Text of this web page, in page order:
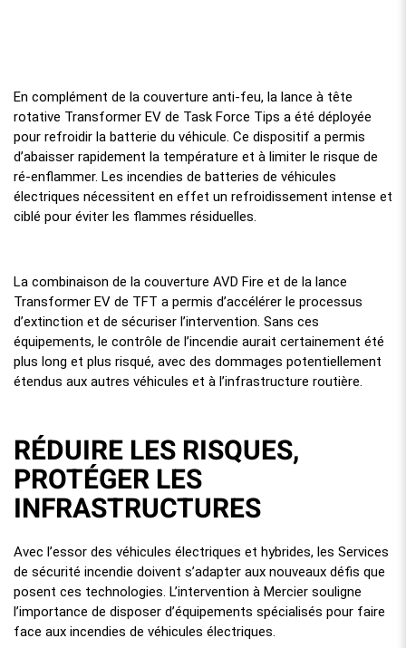
En complément de la couverture anti-feu, la lance à tête
rotative Transformer EV de Task Force Tips a été déployée
pour refroidir la batterie du véhicule. Ce dispositif a permis
d’abaisser rapidement la température et à limiter le risque de
ré-enflammer. Les incendies de batteries de véhicules
électriques nécessitent en effet un refroidissement intense et
ciblé pour éviter les flammes résiduelles.
La combinaison de la couverture AVD Fire et de la lance
Transformer EV de TFT a permis d’accélérer le processus
d’extinction et de sécuriser l’intervention. Sans ces
équipements, le contrôle de l’incendie aurait certainement été
plus long et plus risqué, avec des dommages potentiellement
étendus aux autres véhicules et à l’infrastructure routière.
RÉDUIRE LES RISQUES,
PROTÉGER LES
INFRASTRUCTURES
Avec l’essor des véhicules électriques et hybrides, les Services
de sécurité incendie doivent s’adapter aux nouveaux défis que
posent ces technologies. L’intervention à Mercier souligne
l’importance de disposer d’équipements spécialisés pour faire
face aux incendies de véhicules électriques.